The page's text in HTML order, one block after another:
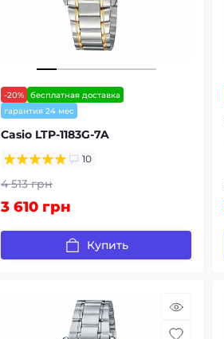
-20%
бесплатная доставка
гарантия 24 мес
Casio LTP-1183G-7A
10
4 513 грн
3 610 грн
Купить